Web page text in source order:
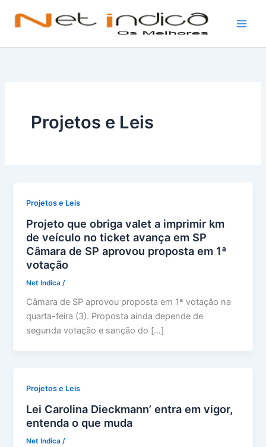
conteúdo
Projetos e Leis
Projetos e Leis
Projeto que obriga valet a imprimir km
de veículo no ticket avança em SP
Câmara de SP aprovou proposta em 1ª
votação
Net Indica /
Câmara de SP aprovou proposta em 1ª votação na
quarta-feira (3). Proposta ainda depende de
segunda votação e sanção do […]
Projetos e Leis
Lei Carolina Dieckmann’ entra em vigor,
entenda o que muda
Net Indica/